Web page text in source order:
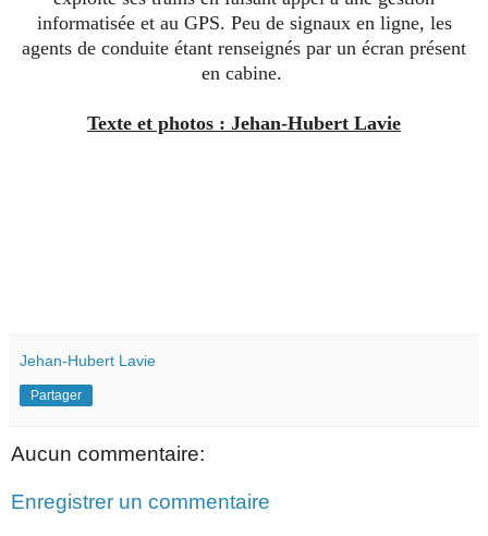
informatisée et au GPS. Peu de signaux en ligne, les
agents de conduite étant renseignés par un écran présent
en cabine.
Texte et photos : Jehan-Hubert Lavie
Jehan-Hubert Lavie
Partager
Aucun commentaire:
Enregistrer un commentaire